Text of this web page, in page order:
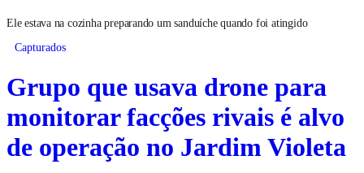
Ele estava na cozinha preparando um sanduíche quando foi atingido
Capturados
Grupo que usava drone para
monitorar facções rivais é alvo
de operação no Jardim Violeta